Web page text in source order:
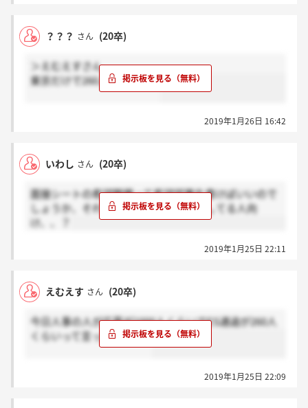
？？？ さん (20卒)
＞えむえすさん
東京だけで260人ですかね？
2019年1月26日 16:42
いわし さん (20卒)
面接シートの希望職種って希望部署名書けばいいので
しょうか、それともアナとか技術併願してる人向
け、、？
2019年1月25日 22:11
えむえす さん (20卒)
今日人事の人が応募が1000人くらいでES通過が260人
くらいって言ってました。
2019年1月25日 22:09